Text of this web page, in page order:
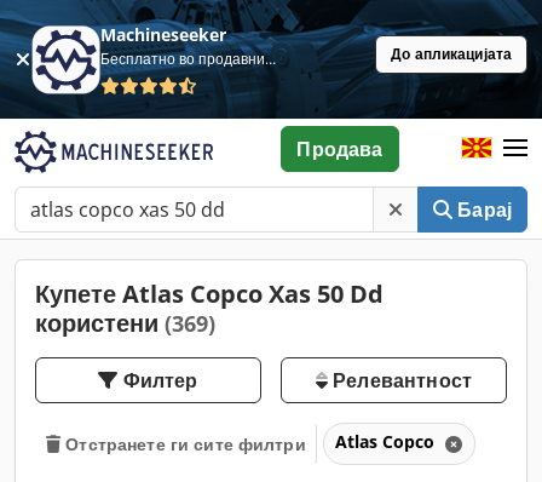
Machineseeker
Бесплатно во продавница До апликацијата
Барај
Продава
Купете Atlas Copco Xas 50 Dd
користени (369)
Филтер Релевантност
Отстранете ги сите филтри Atlas Copco